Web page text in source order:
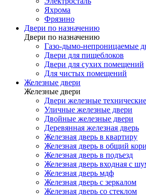
Яхрома
Фрязино
Двери по назначению
Двери по назначению
Газо-дымо-непроницаемые
Двери для пищеблоков
Двери для сухих помещений
Для чистых помещений
Железные двери
Железные двери
Двери железные технические
Уличные железные двери
Двойные железные двери
Деревянная железная дверь
Железная дверь в квартиру
Железная дверь в общий
Железная дверь в подъезд
Железная дверь входная с
Железная дверь мдф
Железная дверь с зеркалом
Железная дверь со стеклом